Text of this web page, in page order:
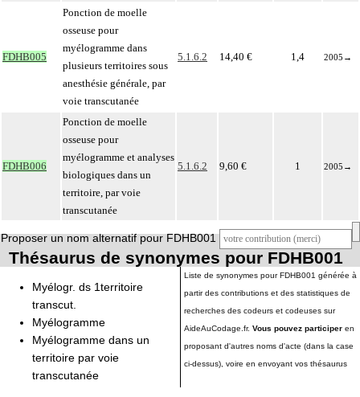
FDHB005
Ponction de moelle
osseuse pour
myélogramme dans
plusieurs territoires sous
anesthésie générale, par
voie transcutanée
5.1.6.2 14,40 € 1,4 2005 →
FDHB006
Ponction de moelle
osseuse pour
myélogramme et analyses
biologiques dans un
territoire, par voie
transcutanée
5.1.6.2 9,60 € 1 2005 →
Proposer un nom alternatif pour FDHB001
Thésaurus de synonymes pour FDHB001
Myélogr. ds 1territoire
transcut.
Myélogramme
Myélogramme dans un
territoire par voie
transcutanée
Liste de synonymes pour FDHB001 générée à
partir des contributions et des statistiques de
recherches des codeurs et codeuses sur
AideAuCodage.fr. Vous pouvez participer en
proposant d'autres noms d'acte (dans la case
ci-dessus), voire en envoyant vos thésaurus